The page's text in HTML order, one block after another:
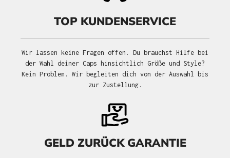
TOP KUNDENSERVICE
Wir lassen keine Fragen offen. Du brauchst Hilfe bei
der Wahl deiner Caps hinsichtlich Größe und Style?
Kein Problem. Wir begleiten dich von der Auswahl bis
zur Zustellung.
GELD ZURÜCK GARANTIE